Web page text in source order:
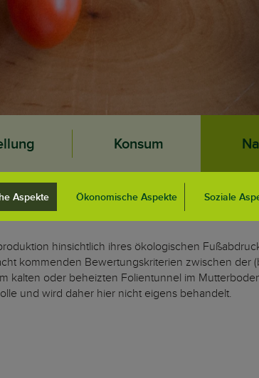
Konsum
Aspekte Ökonomische Aspekte Soziale
hinsichtlich ihres ökologischen
kommenden Bewertungskriterien zwischen der
kalten oder beheizten Folientunnel im
und wird daher hier nicht eigens behandelt.